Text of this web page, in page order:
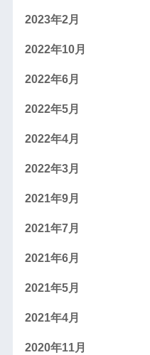
2023年2月
2022年10月
2022年6月
2022年5月
2022年4月
2022年3月
2021年9月
2021年7月
2021年6月
2021年5月
2021年4月
2020年11月